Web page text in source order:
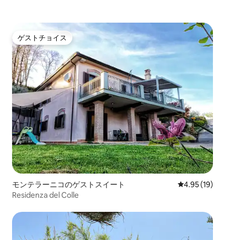
ゲストチョイス
ゲストチョイス
モンテラーニコのゲストスイート レビュー19
4.95 (19)
Residenza del Colle